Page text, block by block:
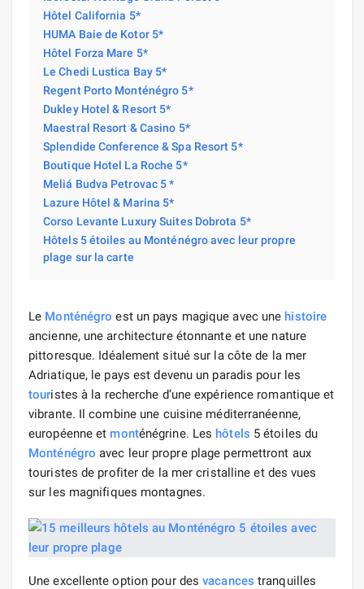
Hôtel California 5*
HUMA Baie de Kotor 5*
Hôtel Forza Mare 5*
Le Chedi Lustica Bay 5*
Regent Porto Monténégro 5*
Dukley Hotel & Resort 5*
Maestral Resort & Casino 5*
Splendide Conference & Spa Resort 5*
Boutique Hotel La Roche 5*
Meliá Budva Petrovac 5 *
Lazure Hôtel & Marina 5*
Corso Levante Luxury Suites Dobrota 5*
Hôtels 5 étoiles au Monténégro avec leur propre
plage sur la carte
Le Monténégro est un pays magique avec une histoire
ancienne, une architecture étonnante et une nature
pittoresque. Idéalement situé sur la côte de la mer
Adriatique, le pays est devenu un paradis pour les
touristes à la recherche d’une expérience romantique et
vibrante. Il combine une cuisine méditerranéenne,
européenne et monténégrine. Les hôtels 5 étoiles du
Monténégro avec leur propre plage permettront aux
touristes de profiter de la mer cristalline et des vues
sur les magnifiques montagnes.
Une excellente option pour desvacances tranquilles